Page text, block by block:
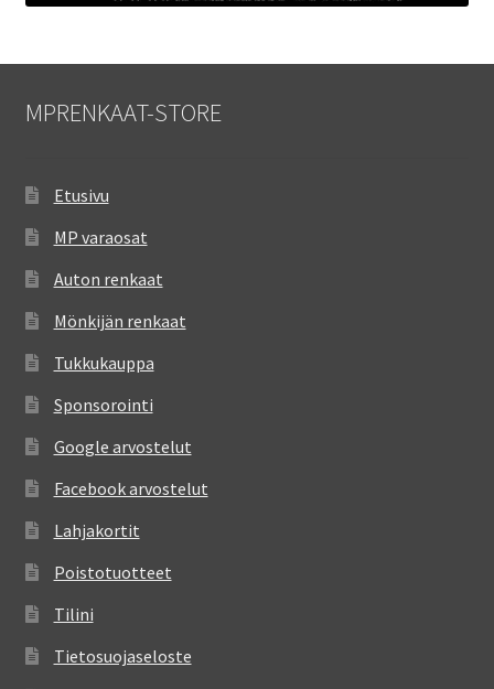
MPRENKAAT-STORE
Etusivu
MP varaosat
Auton renkaat
Mönkijän renkaat
Tukkukauppa
Sponsorointi
Google arvostelut
Facebook arvostelut
Lahjakortit
Poistotuotteet
Tilini
Tietosuojaseloste